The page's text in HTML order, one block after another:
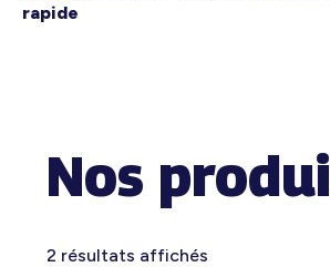
rapide
Nos
2 résultats affichés